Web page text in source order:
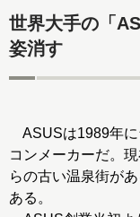
世界大手の「
姿消す
ASUSは1989年に
コンメーカーだ。
らの古い温泉街が
ある。